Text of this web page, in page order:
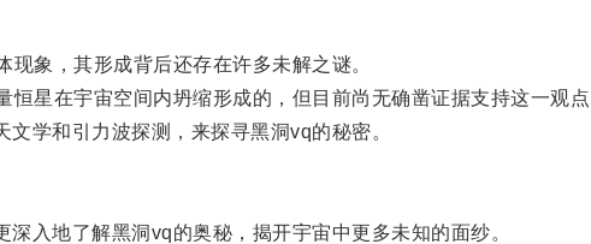
象，其形成背后还存在许多未解之谜。
在宇宙空间内坍缩形成的，但目前尚无确凿证据支持这一观点
学和引力波探测，来探寻黑洞vq的秘密。
地了解黑洞vq的奥秘，揭开宇宙中更多未知的面纱。